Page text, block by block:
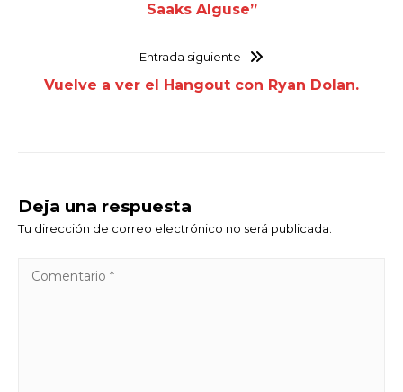
Saaks Alguse”
Entrada siguiente
Vuelve a ver el Hangout con Ryan Dolan.
Deja una respuesta
Tu dirección de correo electrónico no será publicada.